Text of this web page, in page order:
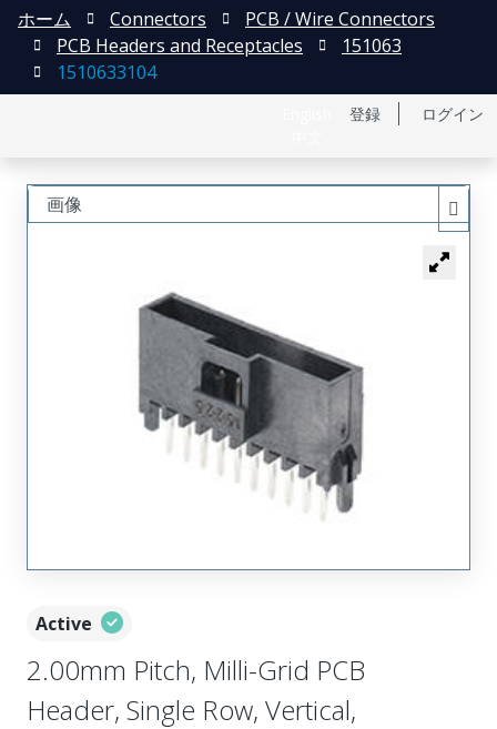
登録 ログイン
ホーム Connectors
PCB / Wire Connectors
PCB Headers and Receptacles
151063
1510633104
Active
2.00mm Pitch, Milli-Grid PCB
Header, Single Row, Vertical,
画像